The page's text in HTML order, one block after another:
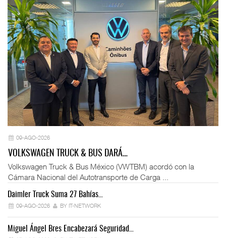
09-AGO-2026
VOLKSWAGEN TRUCK & BUS DARÁ…
Volkswagen Truck & Bus México (VWTBM) acordó con la
Cámara Nacional del Autotransporte de Carga ...
Daimler Truck Suma 27 Bahías…
09-AGO-2026 BY IT-NETWORK
Miguel Ángel Bres Encabezará Seguridad…